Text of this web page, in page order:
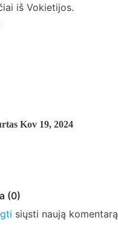
iš Vokietijos.
Kov 19, 2024
(0)
siųsti naują komentarą